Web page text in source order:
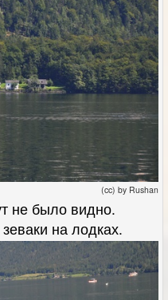
(cc) by Rushan
не было видно.
на лодках.